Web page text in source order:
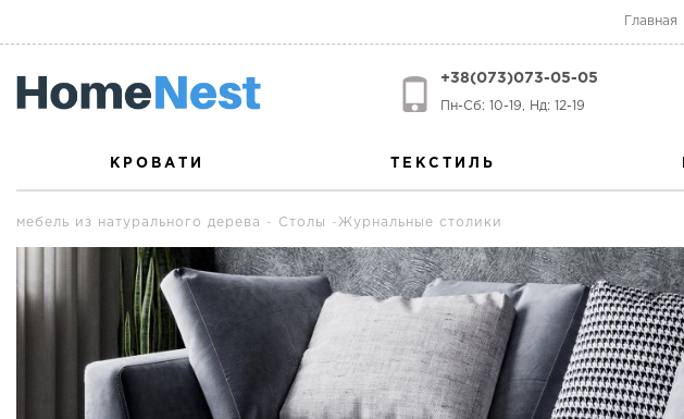
Главная
+38(073)073-05-05
Пн-Сб: 10-19, Нд: 12-19
КРОВАТИ ТЕКСТИЛЬ
мебель из натурального дерева Столы Журнальные столики